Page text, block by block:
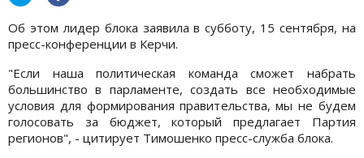
Об этом лидер блока заявила в субботу, 15 сентября, на
пресс-конференции в Керчи.
"Если наша политическая команда сможет набрать
большинство в парламенте, создать все необходимые
условия для формирования правительства, мы не будем
голосовать за бюджет, который предлагает Партия
регионов", - цитирует Тимошенко пресс-служба блока.